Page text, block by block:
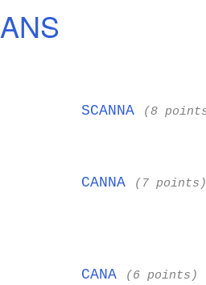
SCANNA (8
CANNA (7 points)
CANA (6 points)